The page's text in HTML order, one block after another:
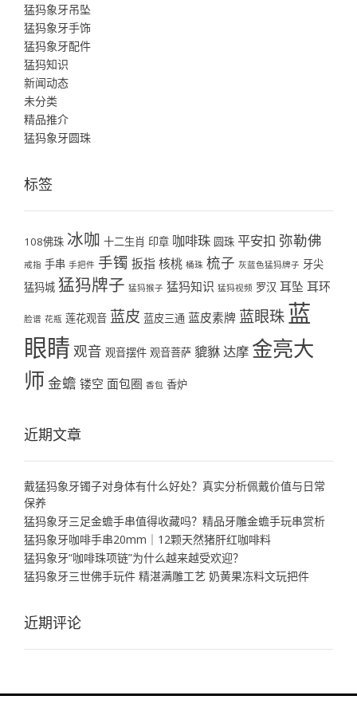
猛犸象牙吊坠
猛犸象牙手饰
猛犸象牙配件
猛犸知识
新闻动态
未分类
精品推介
猛犸象牙圆珠
标签
108佛珠 冰咖 十二生肖 印章 咖啡珠 圆珠 平安扣 弥勒佛
戒指 手串 手把件 手镯 扳指 核桃 桶珠 梳子 灰蓝色猛犸牌子 牙尖
猛犸城 猛犸牌子 猛犸猴子 猛犸知识 猛犸视频 罗汉 耳坠 耳环
脸谱 花瓶 莲花观音 蓝皮 蓝皮三通 蓝皮素牌 蓝眼珠蓝
眼睛 观音 观音摆件 观音菩萨 貔貅达摩 金亮大
师 金蟾 镂空 面包圈 香包 香炉
近期文章
戴猛犸象牙镯子对身体有什么好处？真实分析佩戴价值与日常
保养
猛犸象牙三足金蟾手串值得收藏吗？精品牙雕金蟾手玩串赏析
猛犸象牙咖啡手串20mm｜12颗天然猪肝红咖啡料
猛犸象牙“咖啡珠项链”为什么越来越受欢迎？
猛犸象牙三世佛手玩件 精湛满雕工艺 奶黄果冻料文玩把件
近期评论